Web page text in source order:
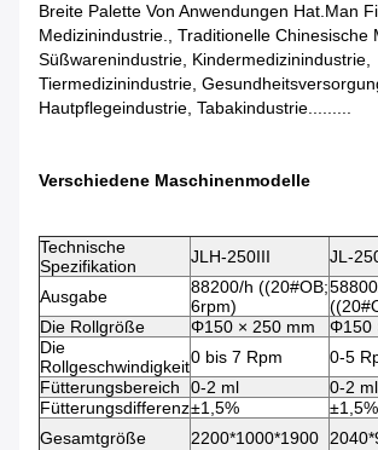
Breite Palette Von Anwendungen Hat.Man
Medizinindustrie., Traditionelle Chinesische
Süßwarenindustrie, Kindermedizinindustrie,
Tiermedizinindustrie,
Hautpflegeindustrie, Tabakindustrie.........
Verschiedene Maschinenmodelle
Technische
Spezifikation
JLH-250III JL-
Ausgabe
88200/h ((20#OB;
6rpm)
Die Rollgröße
Φ150 × 250 mm Φ150
Die
Rollgeschwindigkeit0 bis 7 Rpm 0-5
Fütterungsbereich
0-2 ml 0-2 ml
Fütterungsdifferenz±1,5% ±1,5%
Gesamtgröße
2200*1000*1900